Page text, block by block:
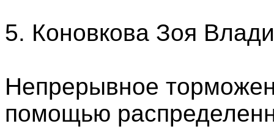
5. Коновкова Зоя
Непрерывное
помощью